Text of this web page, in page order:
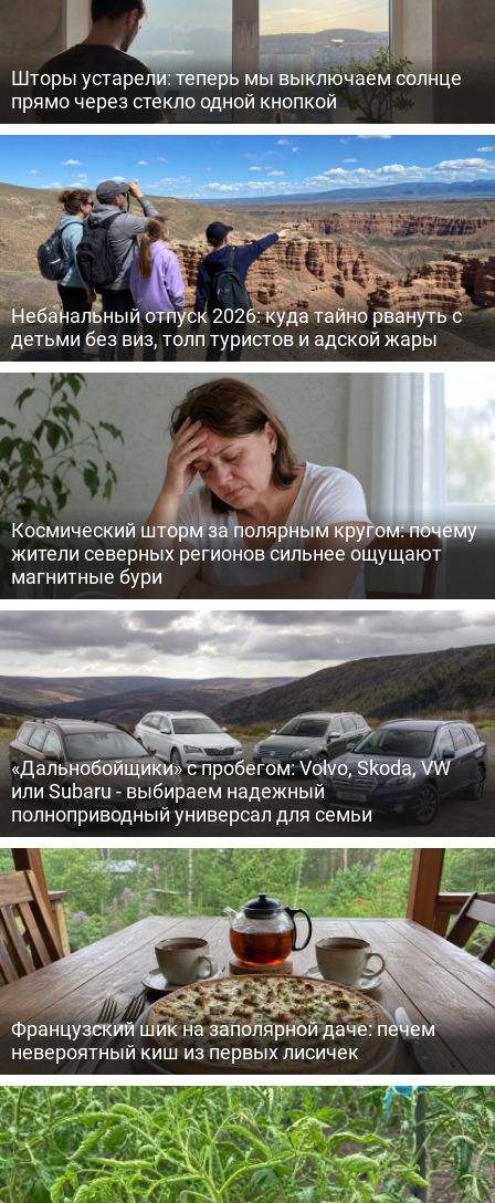
Шторы устарели: теперь мы выключаем солнце
прямо через стекло одной кнопкой
Небанальный отпуск 2026: куда тайно рвануть с
детьми без виз, толп туристов и адской жары
Космический шторм за полярным кругом: почему
жители северных регионов сильнее ощущают
магнитные бури
«Дальнобойщики» с пробегом: Volvo, Skoda, VW
или Subaru - выбираем надежный
полноприводный универсал для семьи
Французский шик на заполярной даче: печем
невероятный киш из первых лисичек